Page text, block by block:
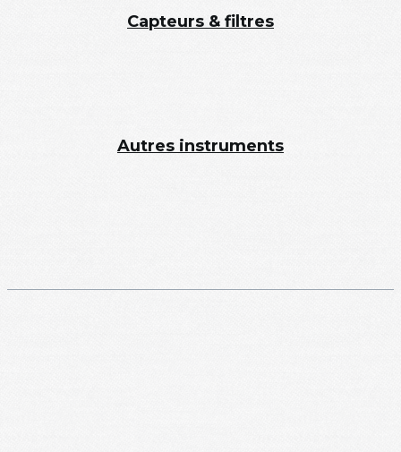
Capteurs & filtres
Autres instruments